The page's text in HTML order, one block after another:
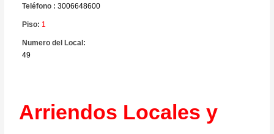
Teléfono : 3006648600
Piso: 1
Numero del Local:
49
Arriendos Locales y